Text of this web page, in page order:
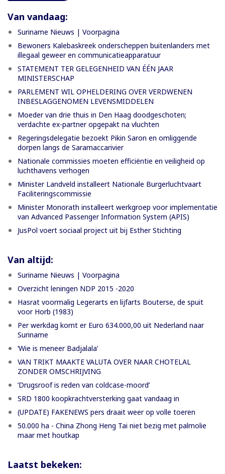
Van vandaag:
Suriname Nieuws | Voorpagina
Bewoners Kalebaskreek onderscheppen buitenlanders met
illegaal geweer en communicatieapparatuur
STATEMENT TER GELEGENHEID VAN ÉÉN JAAR
MINISTERSCHAP
PARLEMENT WIL OPHELDERING OVER VERDWENEN
INBESLAGGENOMEN LEVENSMIDDELEN
Moeder van drie thuis in Den Haag doodgeschoten;
verdachte ex-partner opgepakt na vluchten
Regeringsdelegatie bezoekt Pikin Saron en omliggende
dorpen langs de Saramaccarivier
Nationale commissies moeten efficiëntie en veiligheid op
luchthavens verhogen
Minister Landveld installeert Nationale Burgerluchtvaart
Faciliteringscommissie
Minister Monorath installeert werkgroep voor implementatie
van Advanced Passenger Information System (APIS)
JusPol voert sociaal project uit bij Esther Stichting
Van altijd:
Suriname Nieuws | Voorpagina
Overzicht leningen NDP 2015 -2020
Hasrat voormalig Legerarts en lijfarts Bouterse, de spuit
voor Horb (1983)
Per werkdag komt er Euro 634.000,00 uit Nederland naar
Suriname
‘Wie is meneer Badjalala’
VAN TRIKT MAAKTE VALUTA OVER NAAR CHOTELAL
ZONDER OMSCHRIJVING
’Drugsroof is reden van coldcase-moord’
SRD 1800 koopkrachtversterking gaat vandaag in
(UPDATE) FAKENEWS pers draait weer op volle toeren
50.000 ha - China Zhong Heng Tai niet bezig met palmolie
maar met houtkap
Laatst bekeken: